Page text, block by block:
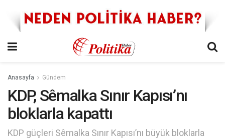
Anasayfa Gündem
KDP, Sêmalka Sınır Kapısı’nı
bloklarla kapattı
KDP güçleri Sêmalka Sınır Kapısı’nı büyük bloklarla